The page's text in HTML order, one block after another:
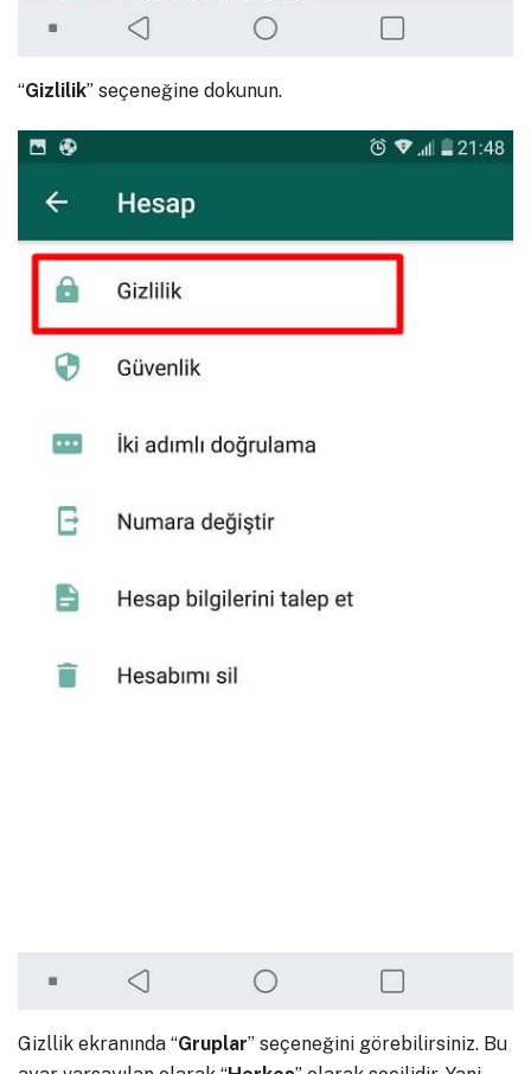
“Gizlilik” seçeneğine dokunun.
Gizllik ekranında “Gruplar” seçeneğini görebilirsiniz. Bu